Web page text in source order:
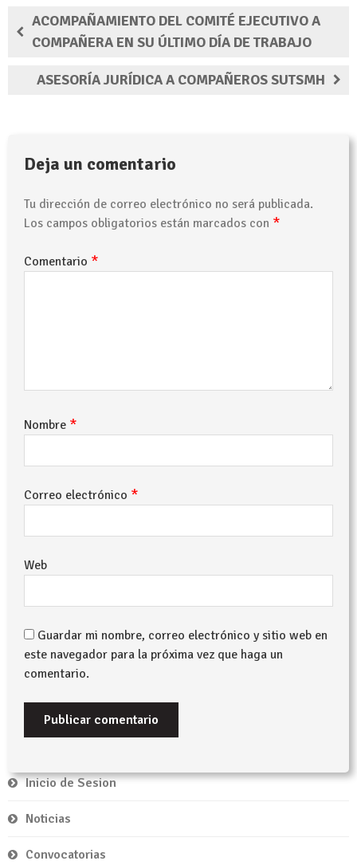
ACOMPAÑAMIENTO DEL COMITÉ EJECUTIVO A
COMPAÑERA EN SU ÚLTIMO DÍA DE TRABAJO
ASESORÍA JURÍDICA A COMPAÑEROS SUTSMH
Deja un comentario
Tu dirección de correo electrónico no será publicada.
Los campos obligatorios están marcados con *
Comentario *
Nombre *
Correo electrónico *
Web
Guardar mi nombre, correo electrónico y sitio web en
este navegador para la próxima vez que haga un
comentario.
Inicio de Sesion
Noticias
Convocatorias